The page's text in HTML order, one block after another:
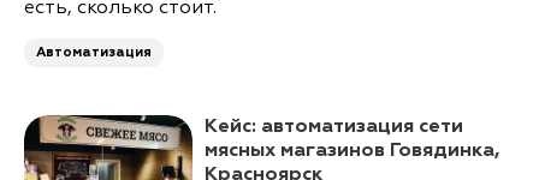
есть, сколько стоит.
Автоматизация
Кейс: автоматизация сети
мясных магазинов Говядинка,
Красноярск